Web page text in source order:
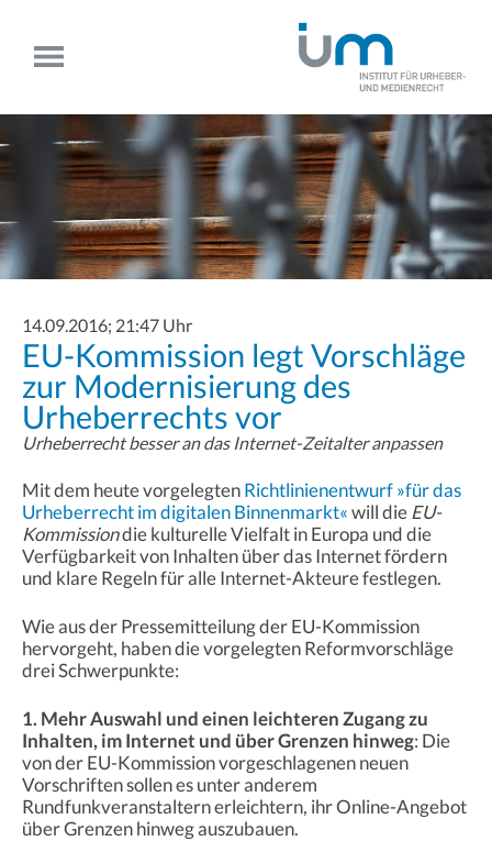
14.09.2016; 21:47 Uhr
EU-Kommission legt Vorschläge
zur Modernisierung des
Urheberrechts vor
Urheberrecht besser an das Internet-Zeitalter anpassen
Mit dem heute vorgelegtenRichtlinienentwurf »für das
Urheberrecht im digitalen Binnenmarkt«will dieEU-
Kommissiondie kulturelle Vielfalt in Europa und die
Verfügbarkeit von Inhalten über das Internet fördern
und klare Regeln für alle Internet-Akteure festlegen.
Wie aus der Pressemitteilung der EU-Kommission
hervorgeht, haben die vorgelegten Reformvorschläge
drei Schwerpunkte:
1. Mehr Auswahl und einen leichteren Zugang zu
Inhalten, im Internet und über Grenzen hinweg: Die
von der EU-Kommission vorgeschlagenen neuen
Vorschriften sollen es unter anderem
Rundfunkveranstaltern erleichtern, ihr Online-Angebot
über Grenzen hinweg auszubauen.